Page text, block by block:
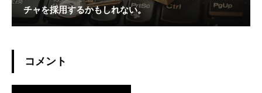
チャを採用するかもしれない。
コメント